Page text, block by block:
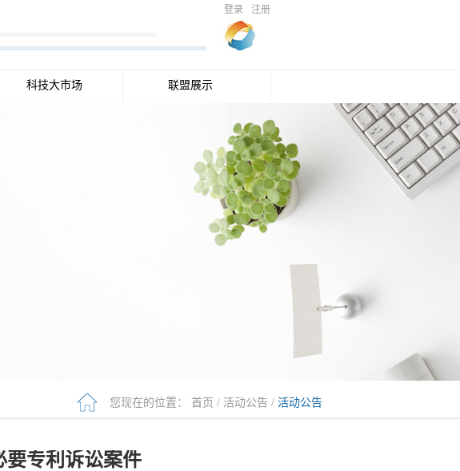
登录 注册
科技大市场 联盟展示
您现在的位置： 首页 / 活动公告 / 活动公告
要专利诉讼案件